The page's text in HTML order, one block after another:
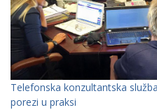
Telefonska konzultantska
porezi u praksi